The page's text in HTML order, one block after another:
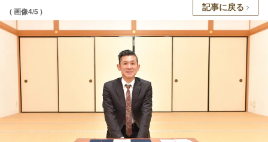
( 画像4/5 ) 記事に戻る